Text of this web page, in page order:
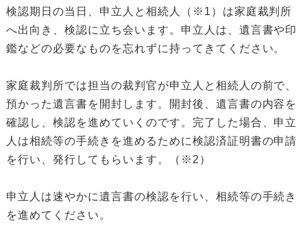
検認期日の当日、申立人と相続人（※1）は家庭裁判所
へ出向き、検認に立ち会います。申立人は、遺言書や印
鑑などの必要なものを忘れずに持ってきてください。
家庭裁判所では担当の裁判官が申立人と相続人の前で、
預かった遺言書を開封します。開封後、遺言書の内容を
確認し、検認を進めていくのです。完了した場合、申立
人は相続等の手続きを進めるために検認済証明書の申請
を行い、発行してもらいます。（※2）
申立人は速やかに遺言書の検認を行い、相続等の手続き
を進めてください。